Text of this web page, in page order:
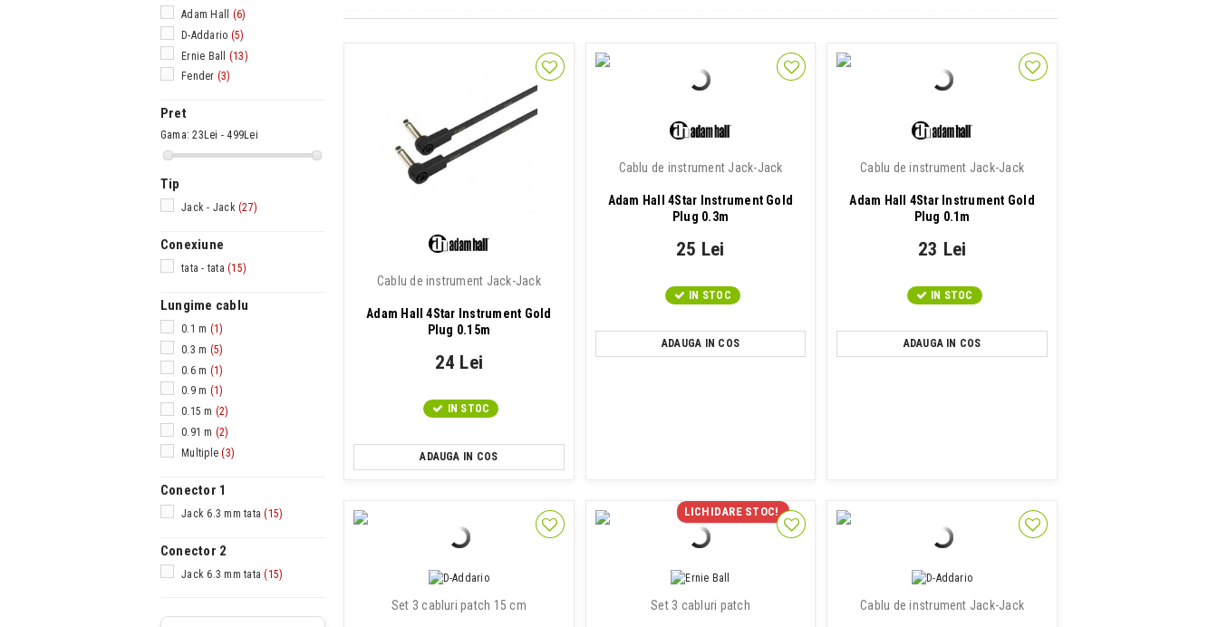
Adam Hall
(6)
D-Addario (5)
Ernie Ball
(13)
Fender (3)
Pret
Gama: 23Lei - 499Lei
Tip
Jack - Jack(27)
Conexiune
tata - tata (15)
Lungime cablu
0.1 m (1)
0.3 m (5)
0.6 m (1)
0.9 m (1)
0.15 m (2)
0.91 m (2)
Multiple (3)
Conector 1
Jack 6.3 mm tata (15)
Conector 2
Jack 6.3 mm tata (15)
Cablu de instrument Jack-Jack
Adam Hall 4Star Instrument Gold
Plug 0.15m
24 Lei
IN STOC
ADAUGA IN COS
Cablu de instrument Jack-Jack
Adam Hall 4Star Instrument Gold
Plug 0.3m
25 Lei
IN STOC
ADAUGA IN COS
Cablu de instrument Jack-Jack
Adam Hall 4Star Instrument Gold
Plug 0.1m
23 Lei
IN STOC
ADAUGA IN COS
Set 3 cabluri patch 15 cm
LICHIDARE STOC!
Set 3 cabluri patch Cablu de instrument Jack-Jack